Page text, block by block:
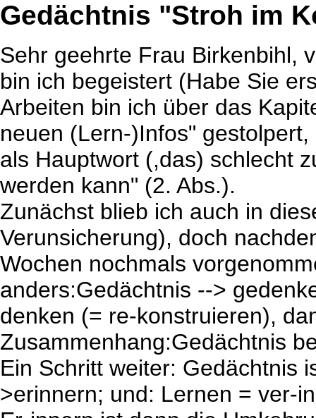
Gedächtnis "Stroh im
Sehr geehrte Frau Birkenbihl,
bin ich begeistert (Habe Sie
Arbeiten bin ich über das
neuen (Lern-)Infos"
als Hauptwort (,das) schlecht
werden kann" (2. Abs.).
Zunächst blieb ich auch in
Verunsicherung), doch
Wochen nochmals
anders:Gedächtnis -->
denken (= re-konstruieren),
Zusammenhang:Gedächtnis
Ein Schritt weiter: Gedächtnis
>erinnern; und: Lernen = ver-